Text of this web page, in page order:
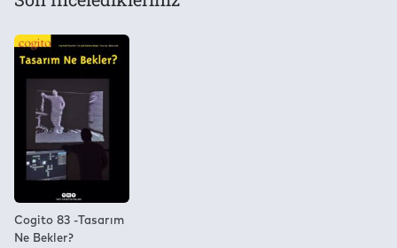
Cogito 83 -Tasarım
Ne Bekler?